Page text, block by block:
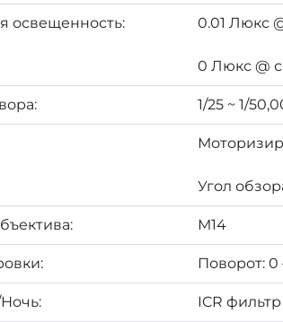
освещенность: 0.01 Люкс
0 Люкс @
1/25 ~ 1/
Угол
М14
Поворот: 0
ICR фильтр